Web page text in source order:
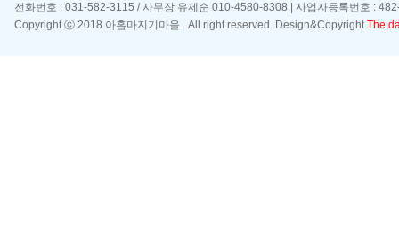
전화번호 : 031-582-3115 / 사무장 유제순 010-4580-8308 | 사업자등록번호 :
Copyright ⓒ 2018 아홉마지기마을 . All right reserved. Design&CopyrightThe